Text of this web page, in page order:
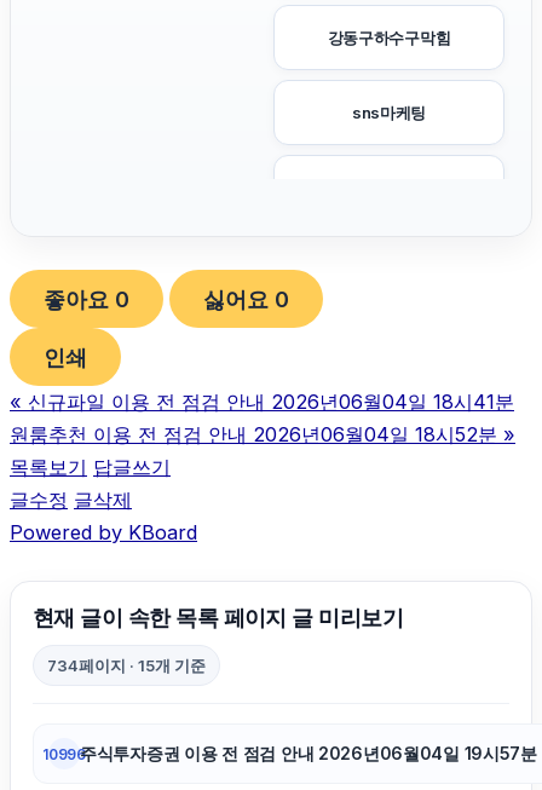
강동구하수구막힘
sns마케팅
이혼변호사
좋아요 0 싫어요 0
인쇄
« 신규파일 이용 전 점검 안내 2026년06월04일 18시41분
원룸추천 이용 전 점검 안내 2026년06월04일 18시52분 »
목록보기 답글쓰기
글수정 글삭제
Powered by KBoard
현재 글이 속한 목록 페이지 글 미리보기
734페이지 · 15개 기준
10996주식투자증권 이용 전 점검 안내 2026년06월04일 19시57분